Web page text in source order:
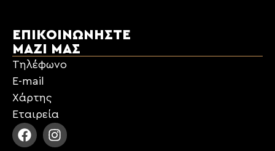
ΕΠΙΚΟΙΝΩΝΉΣΤΕ
ΜΑΖΊ ΜΑΣ
Τηλέφωνο
E-mail
Χάρτης
Εταιρεία